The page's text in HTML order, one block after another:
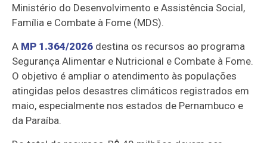
Ministério do Desenvolvimento e Assistência Social,
Família e Combate à Fome (MDS).
A MP 1.364/2026 destina os recursos ao programa
Segurança Alimentar e Nutricional e Combate à Fome.
O objetivo é ampliar o atendimento às populações
atingidas pelos desastres climáticos registrados em
maio, especialmente nos estados de Pernambuco e
da Paraíba.